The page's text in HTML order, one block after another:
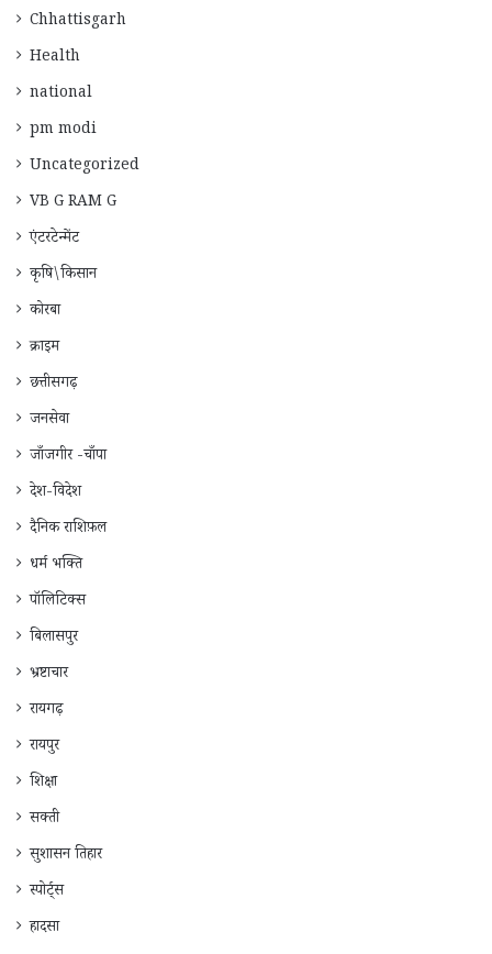
Chhattisgarh
Health
national
pm modi
Uncategorized
VB G RAM G
एंटरटेन्मेंट
कृषि\किसान
कोरबा
क्राइम
छत्तीसगढ़
जनसेवा
जाँजगीर -चाँपा
देश-विदेश
दैनिक राशिफ़ल
धर्म भक्ति
पॉलिटिक्स
बिलासपुर
भ्रष्टाचार
रायगढ़
रायपुर
शिक्षा
सक्ती
सुशासन तिहार
स्पोर्ट्स
हादसा